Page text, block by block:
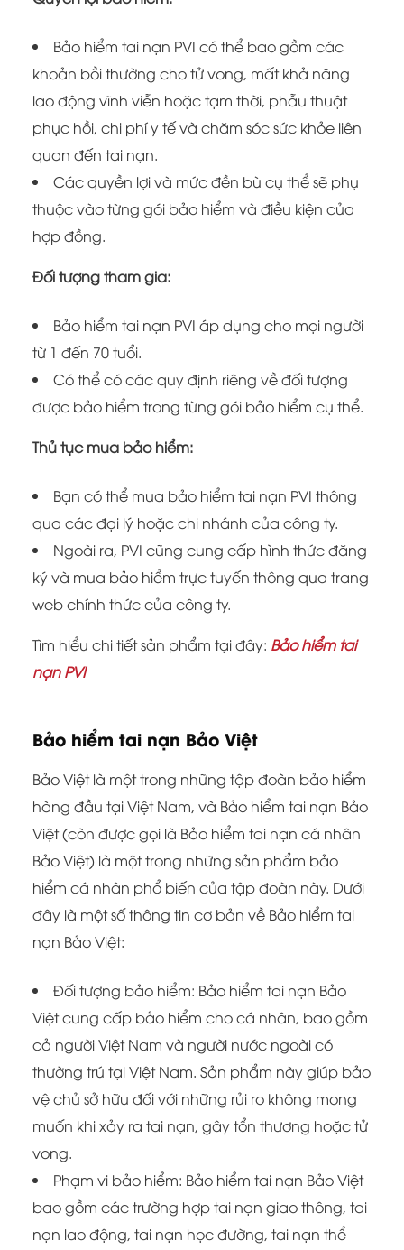
Bảo hiểm tai nạn PVI có thể bao gồm các
khoản bồi thường cho tử vong, mất khả năng
lao động vĩnh viễn hoặc tạm thời, phẫu thuật
phục hồi, chi phí y tế và chăm sóc sức khỏe liên
quan đến tai nạn.
Các quyền lợi và mức đền bù cụ thể sẽ phụ
thuộc vào từng gói bảo hiểm và điều kiện của
hợp đồng.
Đối tượng tham gia:
Bảo hiểm tai nạn PVI áp dụng cho mọi người
từ 1 đến 70 tuổi.
Có thể có các quy định riêng về đối tượng
được bảo hiểm trong từng gói bảo hiểm cụ thể.
Thủ tục mua bảo hiểm:
Bạn có thể mua bảo hiểm tai nạn PVI thông
qua các đại lý hoặc chi nhánh của công ty.
Ngoài ra, PVI cũng cung cấp hình thức đăng
ký và mua bảo hiểm trực tuyến thông qua trang
web chính thức của công ty.
Tìm hiểu chi tiết sản phẩm tại đây: Bảo hiểm tai
nạn PVI
Bảo hiểm tai nạn Bảo Việt
Bảo Việt là một trong những tập đoàn bảo hiểm
hàng đầu tại Việt Nam, và Bảo hiểm tai nạn Bảo
Việt (còn được gọi là Bảo hiểm tai nạn cá nhân
Bảo Việt) là một trong những sản phẩm bảo
hiểm cá nhân phổ biến của tập đoàn này. Dưới
đây là một số thông tin cơ bản về Bảo hiểm tai
nạn Bảo Việt:
Đối tượng bảo hiểm: Bảo hiểm tai nạn Bảo
Việt cung cấp bảo hiểm cho cá nhân, bao gồm
cả người Việt Nam và người nước ngoài có
thường trú tại Việt Nam. Sản phẩm này giúp bảo
vệ chủ sở hữu đối với những rủi ro không mong
muốn khi xảy ra tai nạn, gây tổn thương hoặc tử
vong.
Phạm vi bảo hiểm: Bảo hiểm tai nạn Bảo Việt
bao gồm các trường hợp tai nạn giao thông, tai
nạn lao động, tai nạn học đường, tai nạn thể